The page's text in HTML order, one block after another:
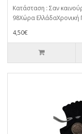
Κατάσταση : Σαν
98Χώρα ΕλλάδαΧρονική
4,50€